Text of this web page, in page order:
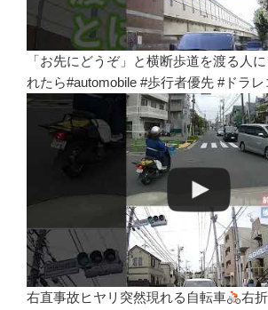
「お先にどうぞ」と横断歩道を渡る人
れたら#automobile #歩行者優先 #ドラレ
右直事故ヒヤリ突然現れる自転車
右